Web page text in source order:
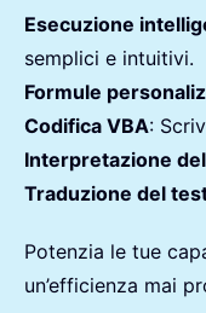
Esecuzione
semplici e intuitivi.
Formule
Codifica VBA:
Interpretazione
Traduzione del
Potenzia le tue
un’efficienza mai